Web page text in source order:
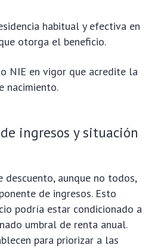
habitual y efectiva en
otorga el beneficio.
NIE en vigor que acredite la
nacimiento.
ingresos y situación
descuento, aunque no todos,
de ingresos. Esto
podría estar condicionado a
umbral de renta anual.
para priorizar a las